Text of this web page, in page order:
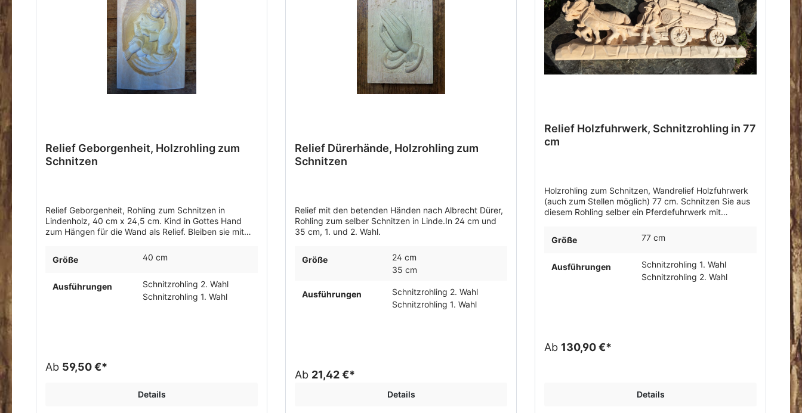
Relief Geborgenheit, Holzrohling zum
Schnitzen
Relief Geborgenheit, Rohling zum Schnitzen in
Lindenholz, 40 cm x 24,5 cm. Kind in Gottes Hand
zum Hängen für die Wand als Relief. Bleiben sie mit
Größe
40 cm
Ausführungen
Schnitzrohling 2. Wahl
Schnitzrohling 1. Wahl
Ab 59,50 €*
Details
Relief Dürerhände, Holzrohling zum
Schnitzen
Relief mit den betenden Händen nach Albrecht Dürer,
Rohling zum selber Schnitzen in Linde.In 24 cm und
35 cm, 1. und 2. Wahl.
Größe
24 cm
35 cm
Ausführungen
Schnitzrohling 2. Wahl
Schnitzrohling 1. Wahl
Ab 21,42 €*
Details
Relief Holzfuhrwerk, Schnitzrohling in 77
cm
Holzrohling zum Schnitzen, Wandrelief Holzfuhrwerk
(auch zum Stellen möglich) 77 cm. Schnitzen Sie aus
diesem Rohling selber ein Pferdefuhrwerk mit
Größe 77 cm
Ausführungen
Schnitzrohling 1. Wahl
Schnitzrohling 2. Wahl
Ab 130,90 €*
Details